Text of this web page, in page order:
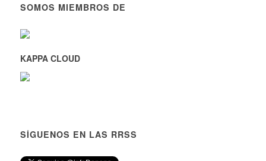
SOMOS MIEMBROS DE
KAPPA CLOUD
SÍGUENOS EN LAS RRSS